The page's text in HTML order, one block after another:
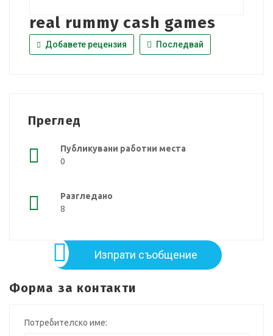
real rummy cash games
Добавете рецензия Последвай
Преглед
Публикувани работни места
0
Разгледано
8
Изпрати съобщение
Форма за контакти
Потребителско име: